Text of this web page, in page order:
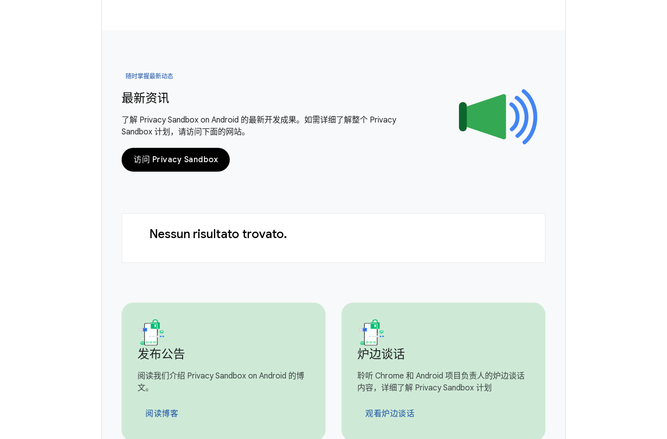
随时掌握最新动态
最新资讯
了解 Privacy Sandbox on Android 的最新开发成果。如需详细了解整个 Privacy
Sandbox 计划，请访问下面的网站。
访问 Privacy Sandbox
Nessun risultato trovato.
发布公告
阅读我们介绍 Privacy Sandbox on Android 的博
文。
阅读博客
炉边谈话
聆听 Chrome 和 Android 项目负责人的炉边谈话
内容，详细了解 Privacy Sandbox 计划
观看炉边谈话